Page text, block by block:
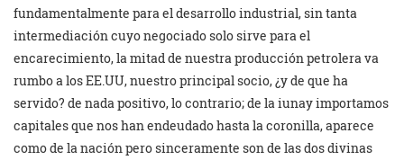
fundamentalmente para el desarrollo industrial, sin tanta
intermediación cuyo negociado solo sirve para el
encarecimiento, la mitad de nuestra producción petrolera va
rumbo a los EE.UU, nuestro principal socio, ¿y de que ha
servido? de nada positivo, lo contrario; de la iunay importamos
capitales que nos han endeudado hasta la coronilla, aparece
como de la nación pero sinceramente son de las dos divinas